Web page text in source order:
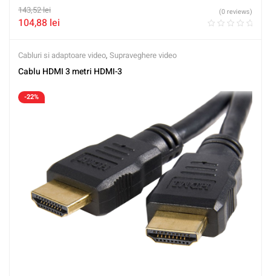
143,52lei
104,88 lei
(0 reviews)
Cabluri si adaptoare video, Supraveghere video
Cablu HDMI 3 metri HDMI-3
-22%